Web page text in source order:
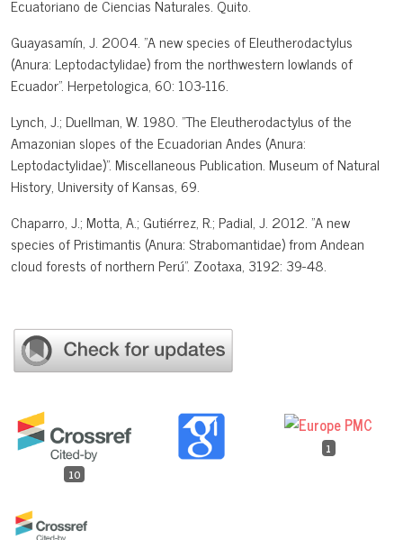
10
1
Ecuatoriano de Ciencias Naturales. Quito.
Guayasamín, J. 2004. "A new species of Eleutherodactylus
(Anura: Leptodactylidae) from the northwestern lowlands of
Ecuador". Herpetologica, 60: 103-116.
Lynch, J.; Duellman, W. 1980. "The Eleutherodactylus of the
Amazonian slopes of the Ecuadorian Andes (Anura:
Leptodactylidae)". Miscellaneous Publication. Museum of Natural
History, University of Kansas, 69.
Chaparro, J.; Motta, A.; Gutiérrez, R.; Padial, J. 2012. "A new
species of Pristimantis (Anura: Strabomantidae) from Andean
cloud forests of northern Perú". Zootaxa, 3192: 39-48.